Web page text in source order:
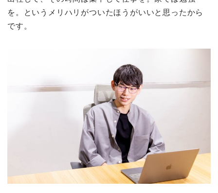
を。というメリハリがついたほうがいいと思ったから
です。